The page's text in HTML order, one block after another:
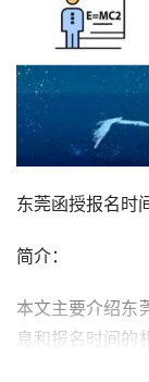
东莞函授报名时
简介：
本文主要介绍东
息和报名时间的
要教育培训产